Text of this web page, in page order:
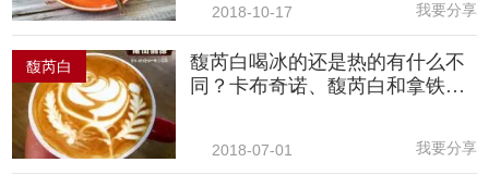
2018-10-17 我要分享
馥芮白
馥芮白喝冰的还是热的有什么不
同？卡布奇诺、馥芮白和拿铁的
2018-07-01 我要分享